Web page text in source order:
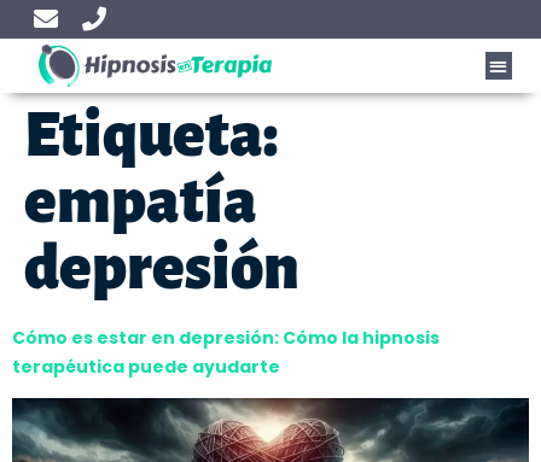
Etiqueta:
empatía
depresión
Cómo es estar en depresión: Cómo la hipnosis
terapéutica puede ayudarte